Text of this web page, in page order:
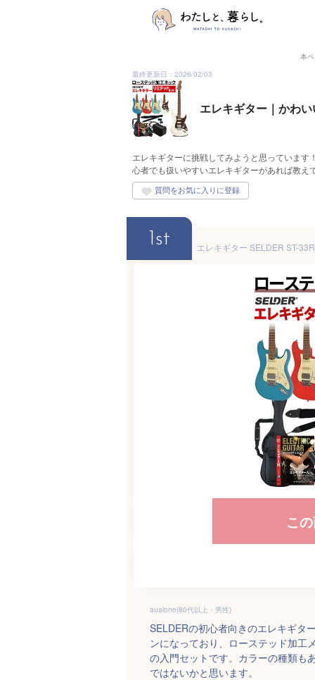
本
最終更新日：2026/02/03
エレキギター｜かわ
エレキギターに挑戦してみようと思っていま
心者でも扱いやすいエレキギターがあれば教え
1st
こ
aualone(80代以上・男性)
SELDERの初心者向きのエレキギタ
ンになっており、ローステッド加工
の入門セットです。カラーの種類も
ではないかと思います。